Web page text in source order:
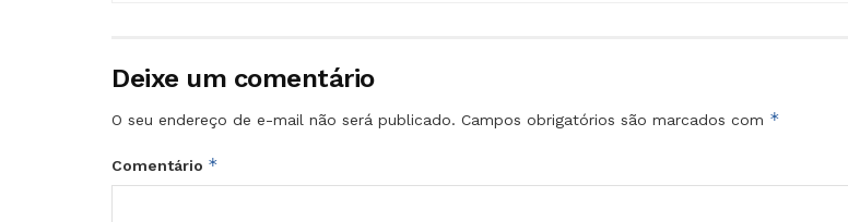
Deixe um comentário
O seu endereço de e-mail não será publicado. Campos obrigatórios são marcados com *
Comentário *